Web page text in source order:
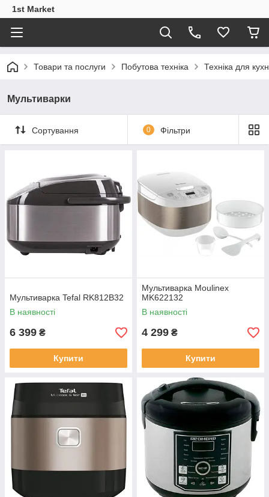
1st Market
Товари та послуги Побутова техніка Техніка для
Мультиварки
Сортування 0 Фільтри
Мультиварка Tefal RK812B32
В наявності
6 399 ₴
Купити
Мультиварка Moulinex
MK622132
В наявності
4 299 ₴
Купити